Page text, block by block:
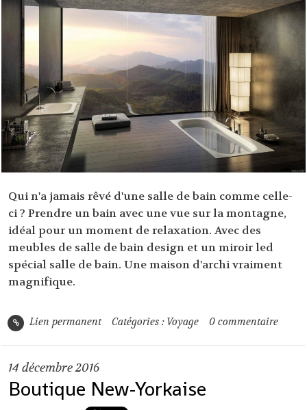
Qui n'a jamais rêvé d'une salle de bain comme celle-
ci ? Prendre un bain avec une vue sur la montagne,
idéal pour un moment de relaxation. Avec des
meubles de salle de bain design etun miroir led
spécial salle de bain. Une maison d'archi vraiment
magnifique.
Lien permanent Catégories : Voyage 0 commentaire
14 décembre 2016
Boutique New-Yorkaise